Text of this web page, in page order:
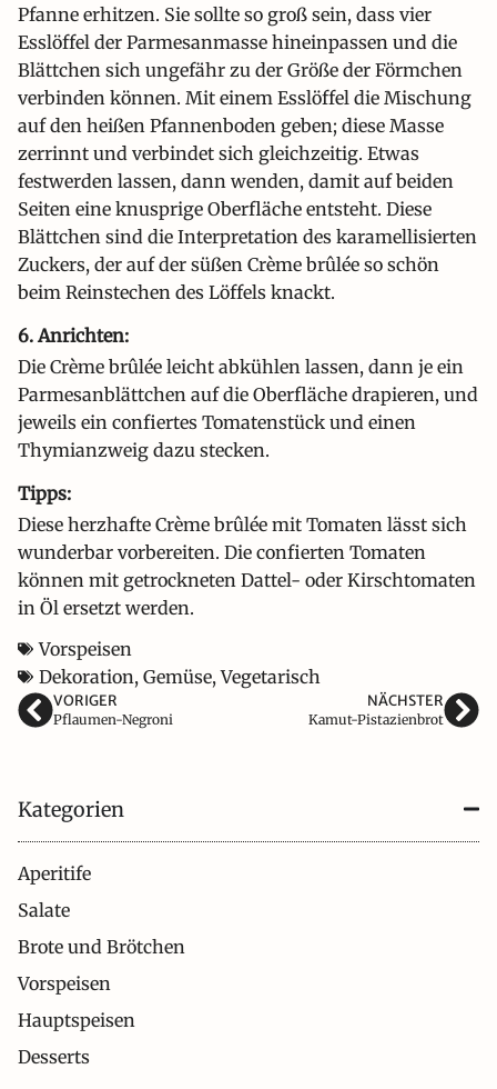
Pfanne erhitzen. Sie sollte so groß sein, dass vier
Esslöffel der Parmesanmasse hineinpassen und die
Blättchen sich ungefähr zu der Größe der Förmchen
verbinden können. Mit einem Esslöffel die Mischung
auf den heißen Pfannenboden geben; diese Masse
zerrinnt und verbindet sich gleichzeitig. Etwas
festwerden lassen, dann wenden, damit auf beiden
Seiten eine knusprige Oberfläche entsteht. Diese
Blättchen sind die Interpretation des karamellisierten
Zuckers, der auf der süßen Crème brûlée so schön
beim Reinstechen des Löffels knackt.
6. Anrichten:
Die Crème brûlée leicht abkühlen lassen, dann je ein
Parmesanblättchen auf die Oberfläche drapieren, und
jeweils ein confiertes Tomatenstück und einen
Thymianzweig dazu stecken.
Tipps:
Diese herzhafte Crème brûlée mit Tomaten lässt sich
wunderbar vorbereiten. Die confierten Tomaten
können mit getrockneten Dattel- oder Kirschtomaten
in Öl ersetzt werden.
Vorspeisen
Dekoration, Gemüse,Vegetarisch
VORIGER
Pflaumen-Negroni
NÄCHSTER
Kamut-Pistazienbrot
Kategorien
Aperitife
Salate
Brote und Brötchen
Vorspeisen
Hauptspeisen
Desserts